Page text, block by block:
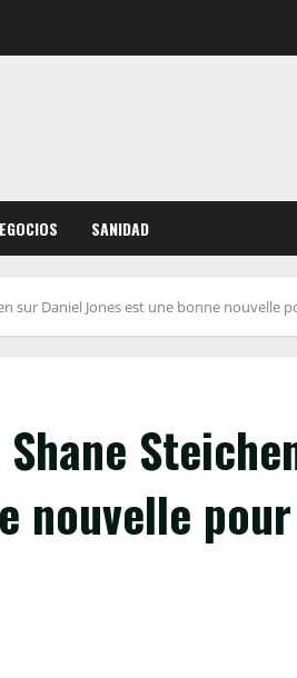
SANIDAD
sur Daniel Jones est une bonne nouvelle
nouvelle